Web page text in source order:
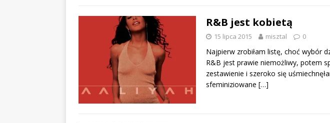
R&B jest kobietą
15 lipca 2015 misztal 0
Najpierw zrobiłam listę, choć wybór
R&B jest prawie niemożliwy, potem
zestawienie i szeroko się
sfeminiziowane […]